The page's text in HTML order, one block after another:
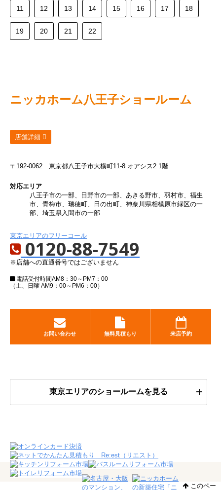
11 12 13 14 15 16 17 18
19 20 21 22
ニッカホーム八王子ショールーム
店舗詳細
〒192-0062 東京都八王子市大横町11-8 オアシス2 1階
対応エリア
八王子市の一部、日野市の一部、あきる野市、羽村市、福生
市、青梅市、瑞穂町、日の出町、神奈川県相模原市緑区の一
部、埼玉県入間市の一部
東京エリアのフリーコール
0120-88-7549
※店舗への直通番号ではございません
電話受付時間AM8：30～PM7：00
（土、日曜 AM9：00～PM6：00）
お問い合わせ 無料見積もり 来店予約
東京エリアのショールームを見る
このペー